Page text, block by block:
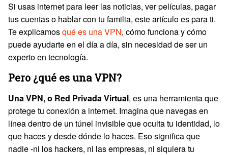
Si usas internet para leer las noticias, ver películas, pagar
tus cuentas o hablar con tu familia, este artículo es para ti.
Te explicamosqué es una VPN, cómo funciona y cómo
puede ayudarte en el día a día, sin necesidad de ser un
experto en tecnología.
Pero ¿qué es una VPN?
Una VPN, o Red Privada Virtual, es una herramienta que
protege tu conexión a internet. Imagina que navegas en
línea dentro de un túnel invisible que oculta tu identidad, lo
que haces y desde dónde lo haces. Eso significa que
nadie -ni los hackers, ni las empresas, ni siquiera tu